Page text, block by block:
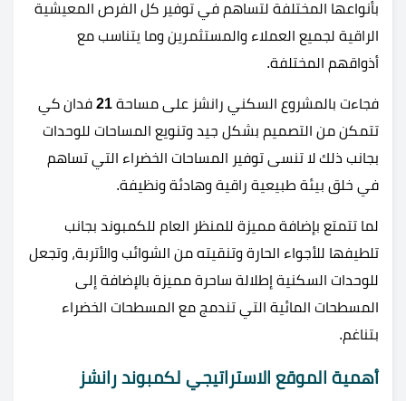
بأنواعها المختلفة لتساهم في توفير كل الفرص المعيشية
الراقية لجميع العملاء والمستثمرين وما يتناسب مع
أذواقهم المختلفة.
فجاءت بالمشروع السكني رانشز على مساحة 21 فدان كي
تتمكن من التصميم بشكل جيد وتنويع المساحات للوحدات
بجانب ذلك لا تنسى توفير المساحات الخضراء التي تساهم
في خلق بيئة طبيعية راقية وهادئة ونظيفة.
لما تتمتع بإضافة مميزة للمنظر العام للكمبوند بجانب
تلطيفها للأجواء الحارة وتنقيته من الشوائب والأتربة، وتجعل
للوحدات السكنية إطلالة ساحرة مميزة بالإضافة إلى
المسطحات المائية التي تندمج مع المسطحات الخضراء
بتناغم.
أهمية الموقع الاستراتيجي لكمبوند رانشز